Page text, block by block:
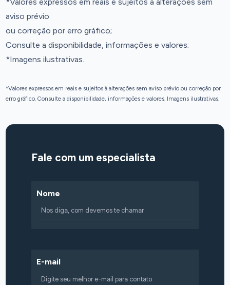
aviso prévio
ou correção por erro gráfico;
Consulte a disponibilidade, informações e valores;
*Imagens ilustrativas.
*Valores expressos em reais e sujeitos à alterações sem aviso prévio ou correção por
erro gráfico. Consulte a disponibilidade, informações e valores. Imagens ilustrativas.
Fale com um especialista
Nome
E-mail